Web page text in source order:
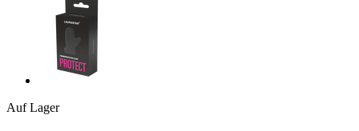
Auf Lager